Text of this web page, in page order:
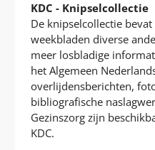
KDC - Knipselcollectie
De knipselcollectie
weekbladen diverse
meer losbladige
het Algemeen
overlijdensberichten,
bibliografische
Gezinszorg zijn
KDC.